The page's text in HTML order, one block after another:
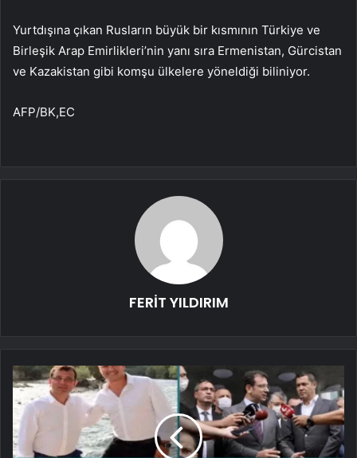
Yurtdışına çıkan Rusların büyük bir kısmının Türkiye ve
Birleşik Arap Emirlikleri’nin yanı sıra Ermenistan, Gürcistan
ve Kazakistan gibi komşu ülkelere yöneldiği biliniyor.
AFP/BK,EC
FERİT YILDIRIM